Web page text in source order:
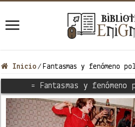
Inicio / Fantasmas y fenómeno
= Fantasmas y